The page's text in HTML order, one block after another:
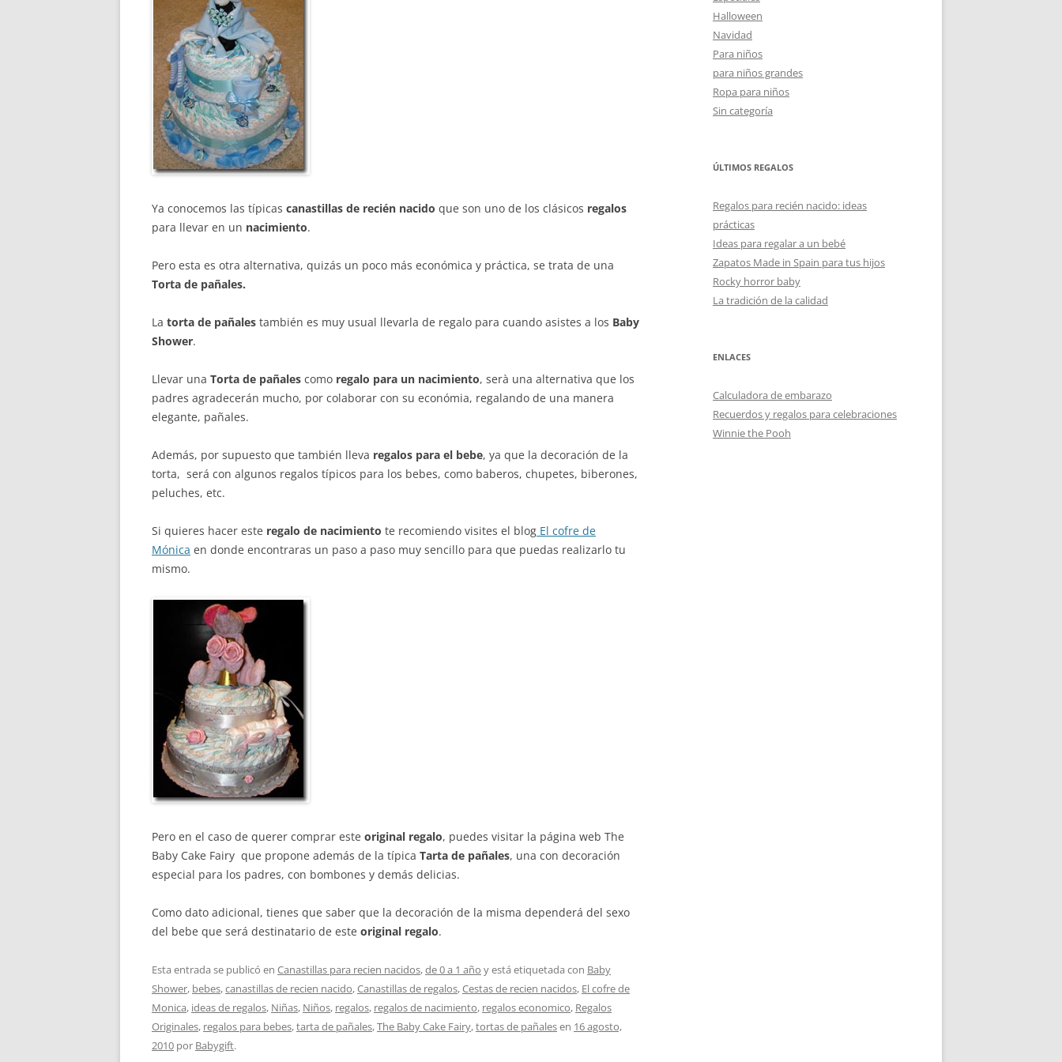
Ya conocemos las típicas canastillas de recién nacido que son uno de los clásicos regalos
para llevar en un nacimiento.
Pero esta es otra alternativa, quizás un poco más económica y práctica, se trata de una
Torta de pañales.
La torta de pañales también es muy usual llevarla de regalo para cuando asistes a los Baby
Shower.
Llevar una Torta de pañales como regalo para un nacimiento, serà una alternativa que los
padres agradecerán mucho, por colaborar con su económia, regalando de una manera
elegante, pañales.
Además, por supuesto que también lleva regalos para el bebe, ya que la decoración de la
torta, será con algunos regalos típicos para los bebes, como baberos, chupetes, biberones,
peluches, etc.
Si quieres hacer este regalo de nacimiento te recomiendo visites el blog El cofre de
Mónica en donde encontraras un paso a paso muy sencillo para que puedas realizarlo tu
mismo.
Pero en el caso de querer comprar este original regalo, puedes visitar la página web The
Baby Cake Fairy que propone además de la típica Tarta de pañales, una con decoración
especial para los padres, con bombones y demás delicias.
Como dato adicional, tienes que saber que la decoración de la misma dependerá del sexo
del bebe que será destinatario de este original regalo.
Esta entrada se publicó en Canastillas para recien nacidos,de 0 a 1 año y está etiquetada con Baby
Shower, bebes,canastillas de recien nacido,Canastillas de regalos,Cestas de recien nacidos, El cofre de
Monica, ideas de regalos, Niñas, Niños, regalos, regalos de nacimiento, regalos economico, Regalos
Originales, regalos para bebes,tarta de pañales,The Baby Cake Fairy,tortas de pañalesen 16 agosto,
2010 por Babygift.
Halloween
Navidad
Para niños
para niños grandes
Ropa para niños
Sin categoría
ÚLTIMOS REGALOS
Regalos para recién nacido: ideas
prácticas
Ideas para regalar a un bebé
Zapatos Made in Spain para tus hijos
Rocky horror baby
La tradición de la calidad
ENLACES
Calculadora de embarazo
Recuerdos y regalos para celebraciones
Winnie the Pooh